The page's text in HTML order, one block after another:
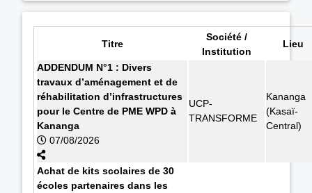
Titre
Société /
Institution
Lieu
ADDENDUM N°1 : Divers
travaux d’aménagement et de
réhabilitation d’infrastructures
pour le Centre de PME WPD à
Kananga
07/08/2026
UCP-
TRANSFORME
Kananga
(Kasaï-
Central)
Achat de kits scolaires de 30
écoles partenaires dans les